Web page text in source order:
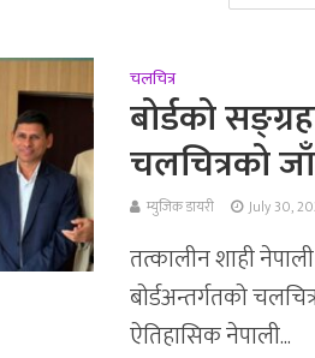
चलचित्र
बोर्डको
चलचित्रको
म्युजिक डायरी July 30,
तत्कालीन शाही
बोर्डअन्तर्गतको
ऐतिहासिक नेपाली...